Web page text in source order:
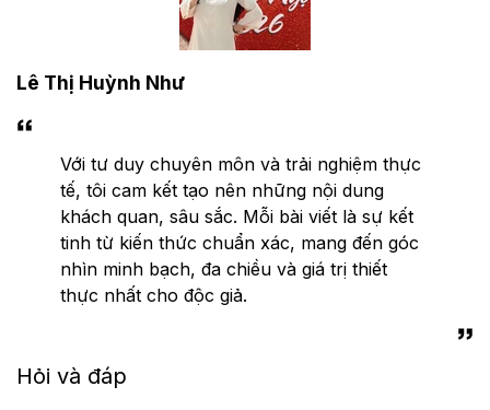
Lê Thị Huỳnh Như
Với tư duy chuyên môn và trải nghiệm thực
tế, tôi cam kết tạo nên những nội dung
khách quan, sâu sắc. Mỗi bài viết là sự kết
tinh từ kiến thức chuẩn xác, mang đến góc
nhìn minh bạch, đa chiều và giá trị thiết
thực nhất cho độc giả.
Hỏi và đáp